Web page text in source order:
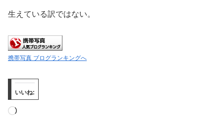
生えている訳ではない。
携帯写真 ブログランキングへ
いいね:
読